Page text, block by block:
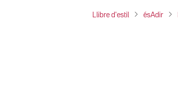
Llibre d'estil ésAdir